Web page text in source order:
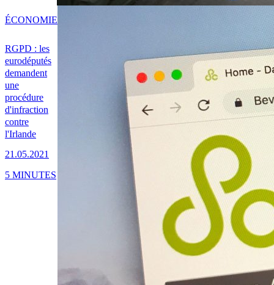
RGPD : les
eurodéputés
demandent
une
procédure
d'infraction
contre
l'Irlande
21.05.2021
ÉCONOMIE
5 MINUTES